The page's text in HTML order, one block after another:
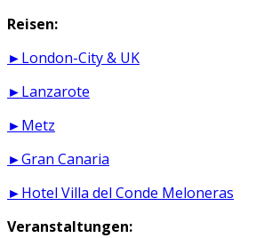
Reisen:
►London-City & UK
►Lanzarote
►Metz
►Gran Canaria
►Hotel Villa del Conde Meloneras
Veranstaltungen: